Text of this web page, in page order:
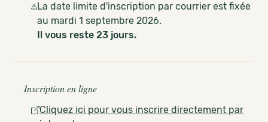
La date limite d'inscription par courrier est fixée
au mardi 1 septembre 2026.
Il vous reste 23 jours.
Inscription en ligne
Cliquez ici pour vous inscrire directement par